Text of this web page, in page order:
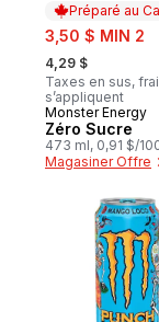
Préparé au
sale:
3,50 $ MIN 2
, formerly:
4,29 $
Taxes en sus,
s’appliquent
Préparé au
Monster Energy
Zéro Sucre
473 ml, 0,91 $/
Magasiner Offre